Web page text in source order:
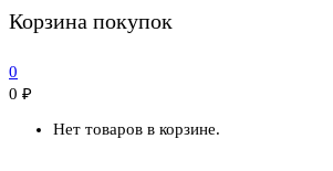
Корзина покупок
0
0 ₽
Нет товаров в корзине.